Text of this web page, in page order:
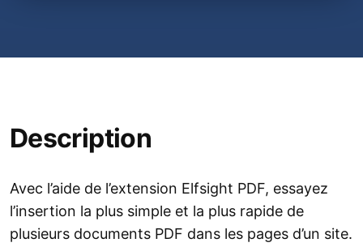
Description
Avec l’aide de l’extension Elfsight PDF, essayez
l’insertion la plus simple et la plus rapide de
plusieurs documents PDF dans les pages d’un site.